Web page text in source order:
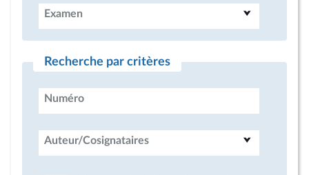
Examen
Recherche par critères
Numéro
Auteur/Cosignataires